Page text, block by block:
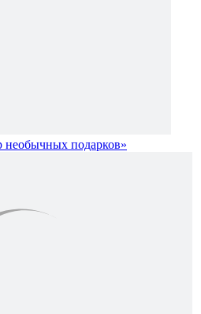
подарков»